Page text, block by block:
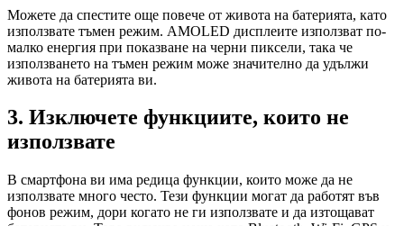
Можете да спестите още повече от живота на батерията, като
използвате тъмен режим. AMOLED дисплеите използват по-
малко енергия при показване на черни пиксели, така че
използването на тъмен режим може значително да удължи
живота на батерията ви.
3. Изключете функциите, които не
използвате
В смартфона ви има редица функции, които може да не
използвате много често. Тези функции могат да работят във
фонов режим, дори когато не ги използвате и да изтощават